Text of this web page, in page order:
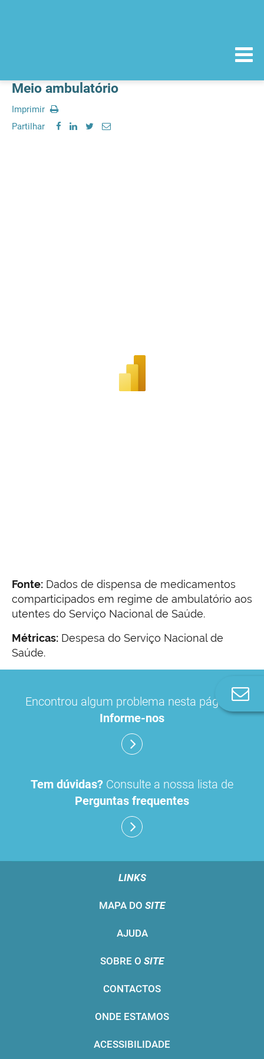
Meio ambulatório
Imprimir
Partilhar
Fonte: Dados de dispensa de medicamentos
comparticipados em regime de ambulatório aos
utentes do Serviço Nacional de Saúde.
Métricas: Despesa do Serviço Nacional de
Saúde.
Encontrou algum problema nesta página?
Informe-nos
Tem dúvidas? Consulte a nossa lista de
Perguntas frequentes
LINKS
MAPA DO SITE
AJUDA
SOBRE O SITE
CONTACTOS
ONDE ESTAMOS
ACESSIBILIDADE